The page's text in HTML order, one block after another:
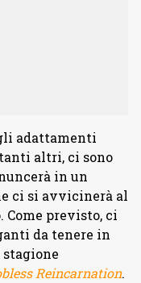
adattamenti
altri, ci sono
in un
ci si avvicinerà al
Come previsto, ci
da tenere in
stagione
Reincarnation.